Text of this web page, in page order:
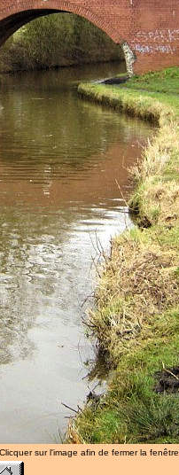
sur l'image afin de fermer la fenêtre